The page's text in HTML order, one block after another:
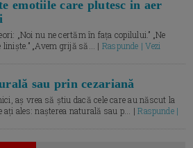
emotiile care plutesc in aer
„Noi nu ne certăm în fața copilului.” „Ne
„Avem grijă să... | Raspunde | Vezi
sau prin cezariană
aș vrea să știu dacă cele care au născut la
ați ales: nașterea naturală sau p... |Raspunde |